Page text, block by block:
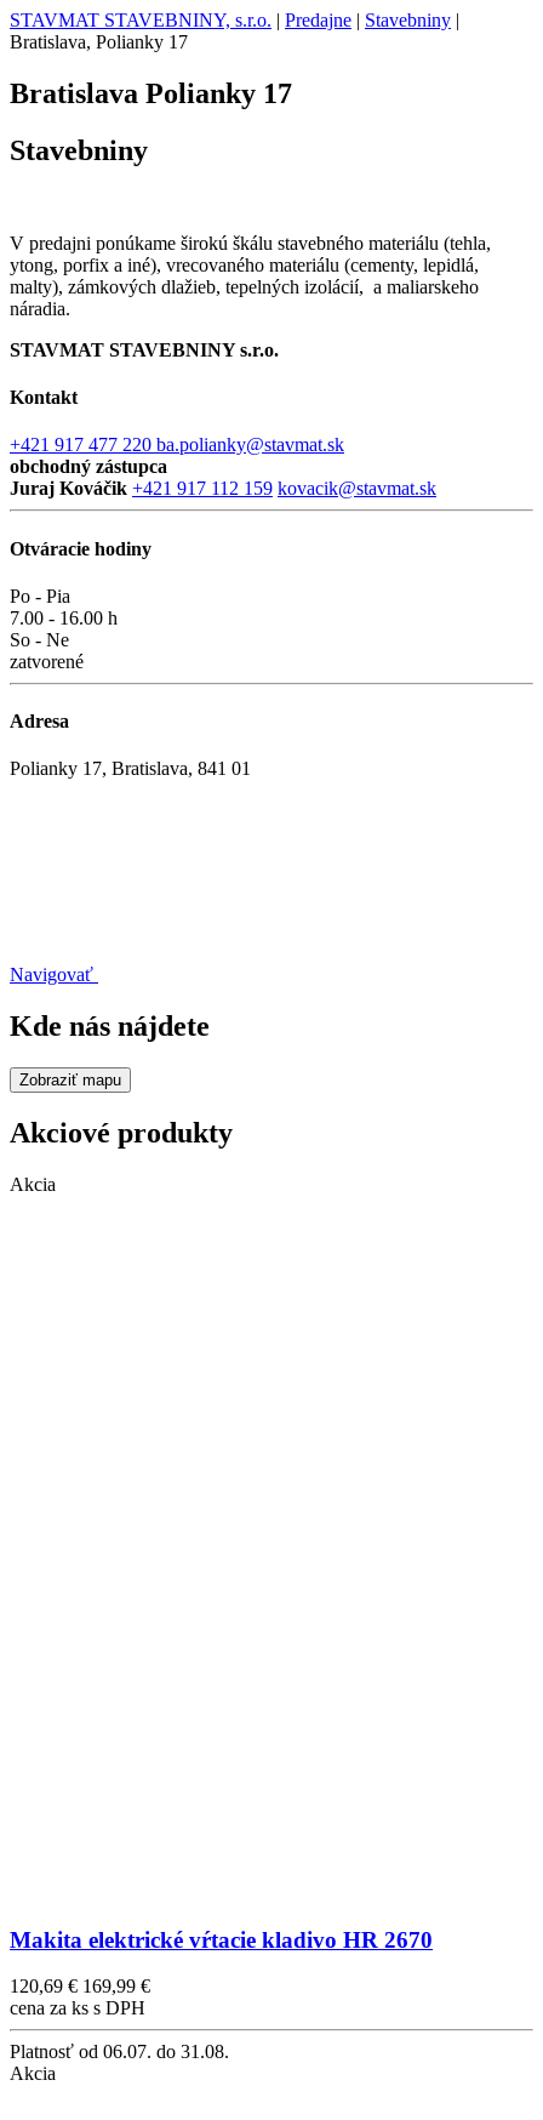
STAVMAT STAVEBNINY, s.r.o. | Predajne | Stavebniny |
Bratislava, Polianky 17
Bratislava Polianky 17
Stavebniny
V predajni ponúkame širokú škálu stavebného materiálu (tehla,
ytong, porfix a iné), vrecovaného materiálu (cementy, lepidlá,
malty), zámkových dlažieb, tepelných izolácií, a maliarskeho
náradia.
STAVMAT STAVEBNINY s.r.o.
Kontakt
+421 917 477 220 ba.polianky@stavmat.sk
obchodný zástupca
Juraj Kováčik +421 917 112 159 kovacik@stavmat.sk
Otváracie hodiny
Po - Pia
7.00 - 16.00 h
So - Ne
zatvorené
Adresa
Polianky 17, Bratislava, 841 01
Navigovať
Kde nás nájdete
Zobraziť mapu
Akciové produkty
Akcia
Makita elektrické vŕtacie kladivo HR 2670
120,69 € 169,99 €
cena za ks s DPH
Platnosť od 06.07. do 31.08.
Akcia